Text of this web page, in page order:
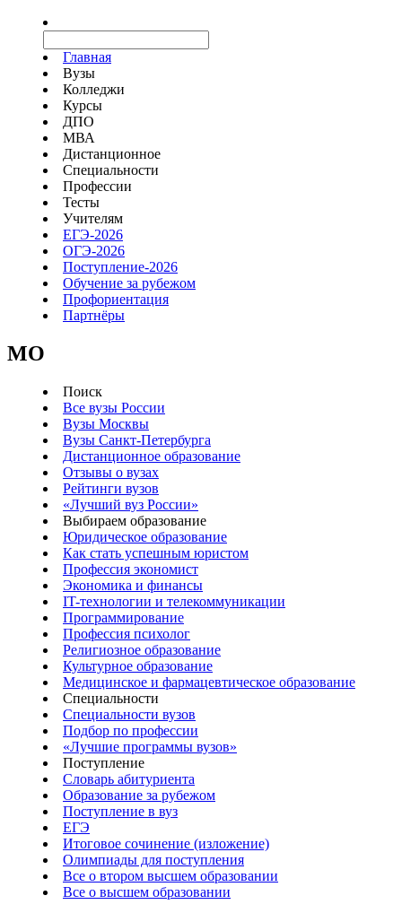
Главная
Вузы
Колледжи
Курсы
ДПО
МВА
Дистанционное
Специальности
Профессии
Тесты
Учителям
ЕГЭ-2026
ОГЭ-2026
Поступление-2026
Обучение за рубежом
Профориентация
Партнёры
MO
Поиск
Все вузы России
Вузы Москвы
Вузы Санкт-Петербурга
Дистанционное образование
Отзывы о вузах
Рейтинги вузов
«Лучший вуз России»
Выбираем образование
Юридическое образование
Как стать успешным юристом
Профессия экономист
Экономика и финансы
IT-технологии и телекоммуникации
Программирование
Профессия психолог
Религиозное образование
Культурное образование
Медицинское и фармацевтическое образование
Специальности
Специальности вузов
Подбор по профессии
«Лучшие программы вузов»
Поступление
Словарь абитуриента
Образование за рубежом
Поступление в вуз
ЕГЭ
Итоговое сочинение (изложение)
Олимпиады для поступления
Все о втором высшем образовании
Все о высшем образовании